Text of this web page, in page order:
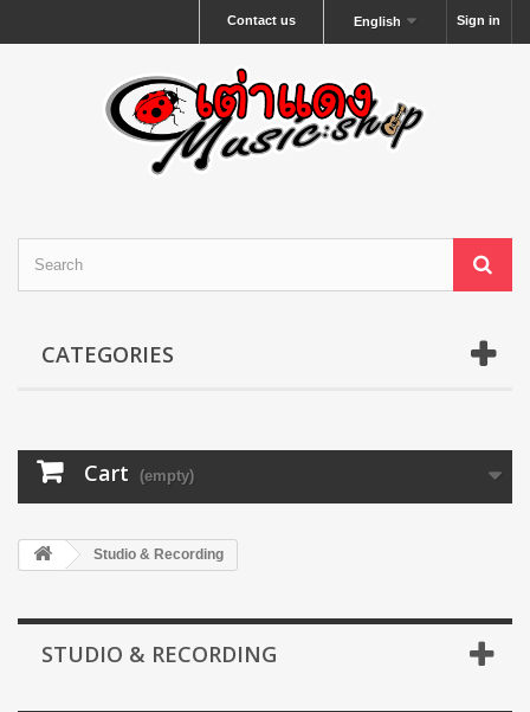
Sign in
English
Contact us
CATEGORIES
Cart (empty)
Studio & Recording
STUDIO & RECORDING